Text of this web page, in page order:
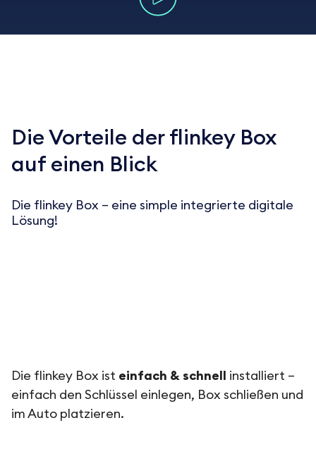
Die Vorteile der flinkey Box
auf einen Blick
Die flinkey Box – eine simple integrierte digitale
Lösung!
Die flinkey Box ist einfach & schnell
installiert –
einfach den Schlüssel einlegen, Box schließen und
im Auto platzieren.